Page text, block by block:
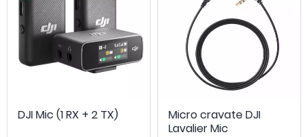
DJI Mic (1 RX + 2 TX)
Micro cravate DJI
Lavalier Mic